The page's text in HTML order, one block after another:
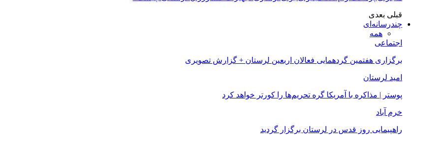
قبلی بعدی
چندرسانه‌ای
همه
اجتماعی
برگزاری هفتمین گردهمایی فعالان اربعین لرستان + گزارش تصویری
امید لرستان
پوستر | مذاکره با آمریکا گره تحریم‌ها را کورتر خواهد کرد
خرم آباد
راهپیمایی روز قدس در لرستان برگزار گردید